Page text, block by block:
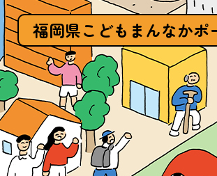
福岡県こどもまんなかポ